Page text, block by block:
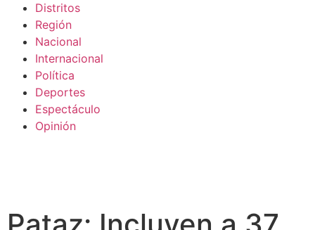
Distritos
Región
Nacional
Internacional
Política
Deportes
Espectáculo
Opinión